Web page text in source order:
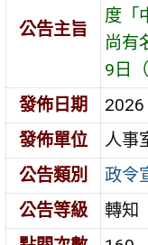
公告主旨
度「
尚有
9日
發佈日期
2026
發佈單位
人事
公告類別
政令
公告等級
轉知